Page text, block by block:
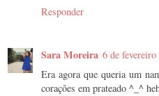
Responder
Sara Moreira 6 de
Era agora que queria um
corações em prateado ^_^